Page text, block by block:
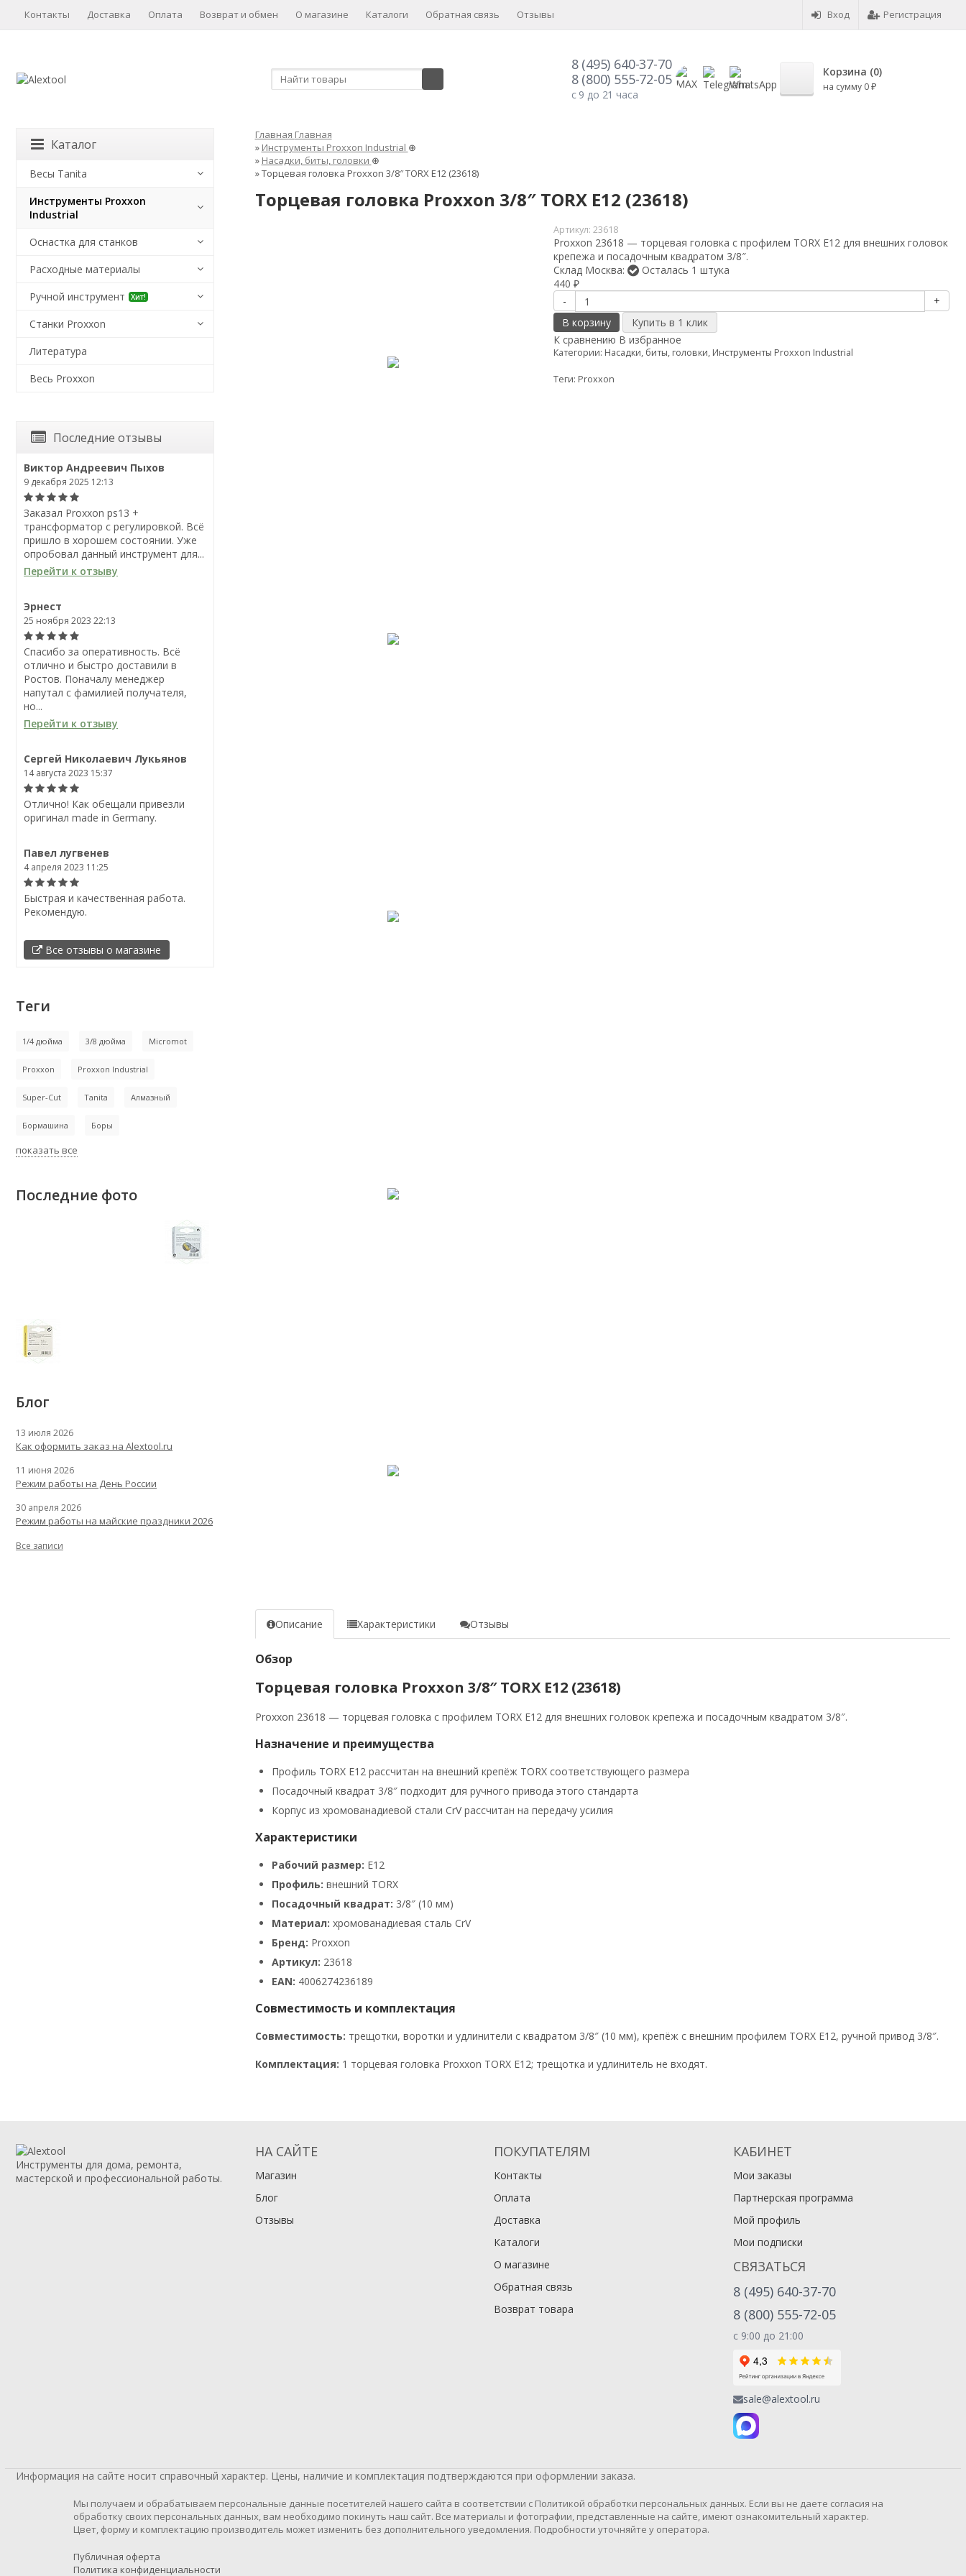
Вход Регистрация
Контакты Доставка Оплата Возврат и обмен О магазине Каталоги Обратная связь Отзывы
8 (495) 640-37-70
8 (800) 555-72-05
с 9 до 21 часа
Корзина (0)
на сумму 0 ₽
Главная Главная
» Инструменты Proxxon Industrial ⊕
» Насадки, биты, головки ⊕
»Торцевая головка Proxxon 3/8″ TORX E12 (23618)
Торцевая головка Proxxon 3/8″ TORX E12 (23618)
Артикул:23618
Proxxon 23618 — торцевая головка с профилем TORX E12 для внешних головок
крепежа и посадочным квадратом 3/8″.
Склад Москва:
Осталась 1 штука
440₽
-
+
В корзину
К сравнению В избранное
Категории: Насадки, биты, головки, Инструменты Proxxon Industrial
Теги: Proxxon
Описание Характеристики Отзывы
Обзор
Торцевая головка Proxxon 3/8″ TORX E12 (23618)
Proxxon 23618 — торцевая головка с профилем TORX E12 для внешних головок крепежа и посадочным квадратом 3/8″.
Назначение и преимущества
Профиль TORX E12 рассчитан на внешний крепёж TORX соответствующего размера
Посадочный квадрат 3/8″ подходит для ручного привода этого стандарта
Корпус из хромованадиевой стали CrV рассчитан на передачу усилия
Характеристики
Рабочий размер: E12
Профиль: внешний TORX
Посадочный квадрат: 3/8″ (10 мм)
Материал: хромованадиевая сталь CrV
Бренд: Proxxon
Артикул: 23618
EAN: 4006274236189
Совместимость и комплектация
Совместимость: трещотки, воротки и удлинители с квадратом 3/8″ (10 мм), крепёж с внешним профилем TORX E12, ручной привод 3/8″.
Комплектация: 1 торцевая головка Proxxon TORX E12; трещотка и удлинитель не входят.
Каталог
Весы Tanita
Инструменты Proxxon
Industrial
Оснастка для станков
Расходные материалы
Ручной инструмент
Хит!
Станки Proxxon
Литература
Весь Proxxon
Последние отзывы
Виктор Андреевич Пыхов
9 декабря 2025 12:13
Заказал Proxxon ps13 +
трансформатор с регулировкой. Всё
пришло в хорошем состоянии. Уже
опробовал данный инструмент для...
Перейти к отзыву
Эрнест
25 ноября 2023 22:13
Спасибо за оперативность. Всё
отлично и быстро доставили в
Ростов. Поначалу менеджер
напутал с фамилией получателя,
но...
Перейти к отзыву
Сергей Николаевич Лукьянов
14 августа 2023 15:37
Отлично! Как обещали привезли
оригинал made in Germany.
Павел лугвенев
4 апреля 2023 11:25
Быстрая и качественная работа.
Рекомендую.
Все отзывы о магазине
Теги
1/4 дюйма 3/8 дюйма Micromot
Proxxon Proxxon Industrial
Super-Cut Tanita Алмазный
Бормашина Боры
показать все
Последние фото
Блог
13 июля 2026
Как оформить заказ на Alextool.ru
11 июня 2026
Режим работы на День России
30 апреля 2026
Режим работы на майские праздники 2026
Все записи
Инструменты для дома, ремонта,
мастерской и профессиональной работы.
НА САЙТЕ
Магазин
Блог
Отзывы
ПОКУПАТЕЛЯМ
Контакты
Оплата
Доставка
Каталоги
О магазине
Обратная связь
Возврат товара
КАБИНЕТ
Мои заказы
Партнерская программа
Мой профиль
Мои подписки
СВЯЗАТЬСЯ
8 (495) 640-37-70
8 (800) 555-72-05
с 9:00 до 21:00
sale@alextool.ru
Информация на сайте носит справочный характер. Цены, наличие и комплектация подтверждаются при оформлении заказа.
Мы получаем и обрабатываем персональные данные посетителей нашего сайта в соответствии с Политикой обработки персональных данных. Если вы не даете согласия на
обработку своих персональных данных, вам необходимо покинуть наш сайт. Все материалы и фотографии, представленные на сайте, имеют ознакомительный характер.
Цвет, форму и комплектацию производитель может изменить без дополнительного уведомления. Подробности уточняйте у оператора.
Публичная оферта
Политика конфиденциальности